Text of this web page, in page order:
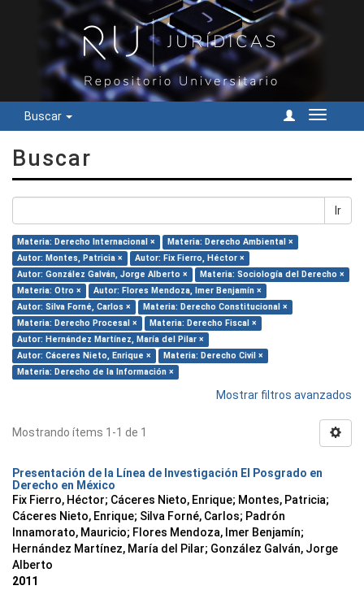
Buscar
Cambiar
Buscar
Ir
Materia: Derecho Internacional ×
Materia: Derecho Ambiental ×
Autor: Montes, Patricia ×
Autor: Fix Fierro, Héctor ×
Autor: González Galván, Jorge Alberto ×
Materia: Sociología del Derecho ×
Materia: Otro ×
Autor: Flores Mendoza, Imer Benjamín ×
Autor: Silva Forné, Carlos ×
Materia: Derecho Constitucional ×
Materia: Derecho Procesal ×
Materia: Derecho Fiscal ×
Autor: Hernández Martínez, María del Pilar ×
Autor: Cáceres Nieto, Enrique ×
Materia: Derecho Civil ×
Materia: Derecho de la Información ×
Mostrar filtros avanzados
Mostrando ítems 1-1 de 1
Presentación de la Línea de Investigación El Posgrado en
Derecho en México
Fix Fierro, Héctor; Cáceres Nieto, Enrique; Montes, Patricia;
Cáceres Nieto, Enrique; Silva Forné, Carlos; Padrón
Innamorato, Mauricio; Flores Mendoza, Imer Benjamín;
Hernández Martínez, María del Pilar; González Galván, Jorge
Alberto
2011